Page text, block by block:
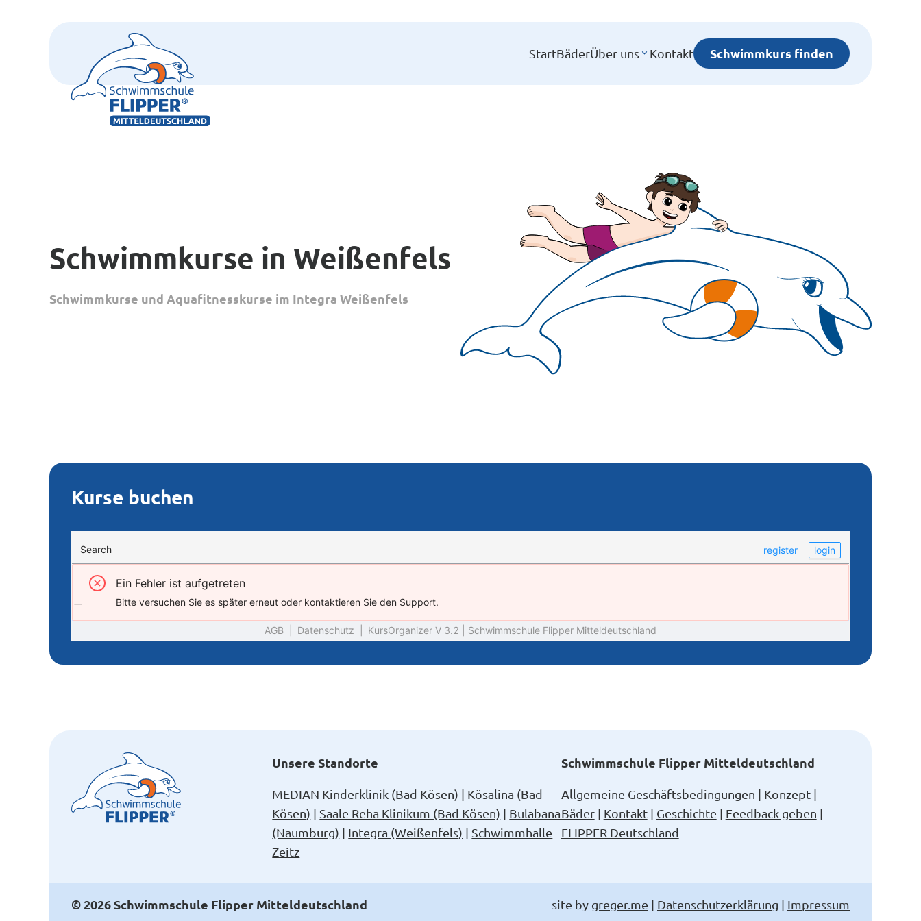
StartBäderÜber uns Kontakt Schwimmkurs finden
Schwimmkurse in Weißenfels
Schwimmkurse und Aquafitnesskurse im Integra Weißenfels
Kurse buchen
Unsere Standorte
MEDIAN Kinderklinik (Bad Kösen)
Kösalina (Bad
Kösen)
Saale Reha Klinikum (Bad Kösen)
Bulabana
(Naumburg)
Integra (Weißenfels)
Schwimmhalle
Zeitz
Schwimmschule Flipper Mitteldeutschland
Allgemeine Geschäftsbedingungen
Konzept
Bäder
Kontakt Geschichte
Feedback geben
FLIPPER Deutschland
© 2026 Schwimmschule Flipper Mitteldeutschland site by greger.me | Datenschutzerklärung | Impressum